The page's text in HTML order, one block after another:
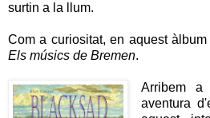
surtin a la llum.
Com a curiositat, en aquest
Els músics de Bremen.
Arribem
aventura